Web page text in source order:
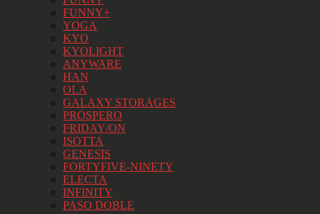
FUNNY+
YOGA
KYO
KYOLIGHT
ANYWARE
HAN
OLA
GALAXY STORAGES
PROSPERO
FRIDAY/ON
ISOTTA
GENESIS
FORTYFIVE-NINETY
ELECTA
INFINITY
PASO DOBLE